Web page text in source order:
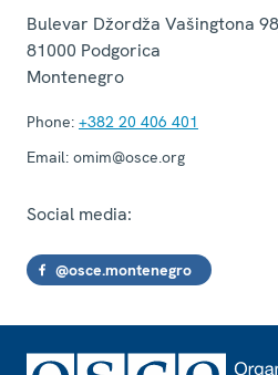
Bulevar Džordža Vašingtona
81000 Podgorica
Montenegro
Phone: +382 20 406 401
Email: omim@osce.org
Social media:
@osce.montenegro